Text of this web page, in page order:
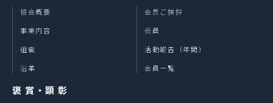
協会概要
事業内容
組織
沿革
会長ご挨拶
役員
活動報告（年間）
会員一覧
褒 賞・顕 彰